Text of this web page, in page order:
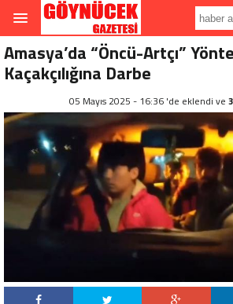
Amasya’da “Öncü-Artçı”
Kaçakçılığına Darbe
05 Mayıs 2025 - 16:36 'de eklendi ve